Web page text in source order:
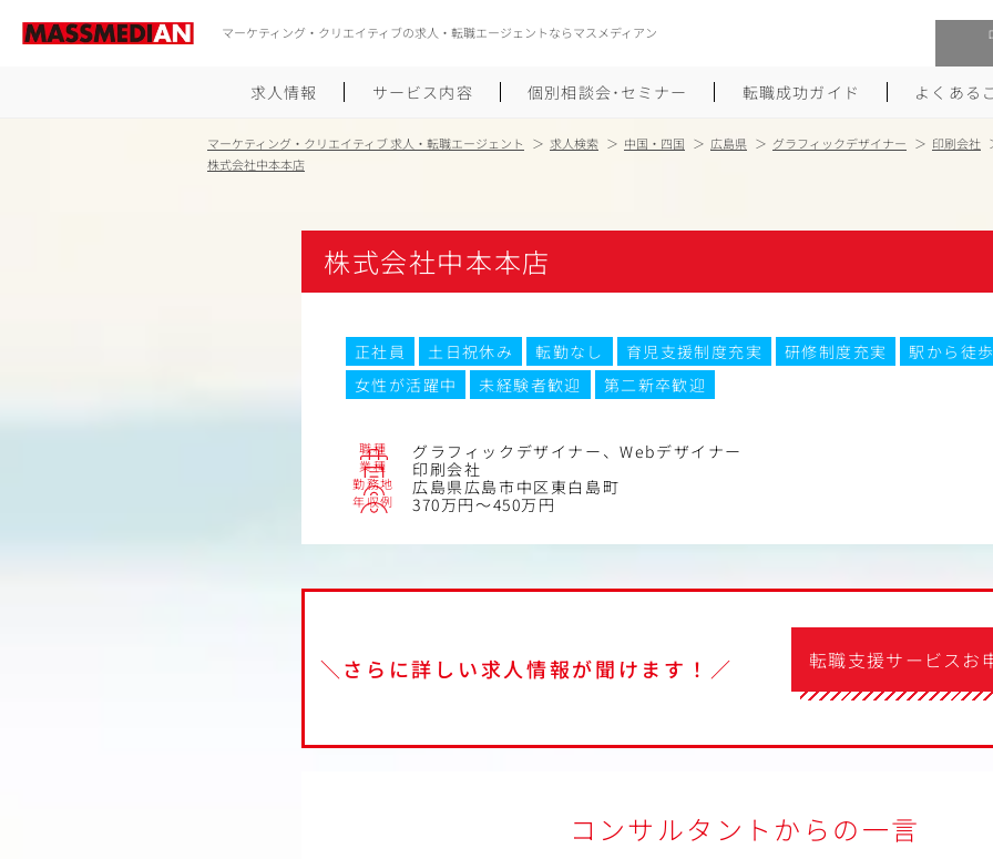
マーケティング・クリエイティブの求人・転職エージェントならマスメディアン
求人情報 サービス内容 個別相談会･セミナー 転職成功ガイド
履歴書のつくり方
職務経歴書のつくり方
ポートフォリオのつくり方
面接対策
エグゼクティブ転職
しゅふクリ･ママクリ転職
よくある
マーケティング・クリエイティブ 求人・転職エージェント 求人検索 中国・四国 広島県 グラフィックデザイナー
印刷会社
株式会社中本本店
株式会社中本本店
正社員 土日祝休み 転勤なし 育児支援制度充実 研修制度充実
駅から徒
女性が活躍中
未経験者歓迎 第二新卒歓迎
職種 グラフィックデザイナー、Webデザイナー
業種 印刷会社
勤務地 広島県広島市中区東白島町
年収例 370万円～450万円
＼さらに詳しい求人情報が聞けます！／ 転職支援サービスお
コンサルタントからの一言